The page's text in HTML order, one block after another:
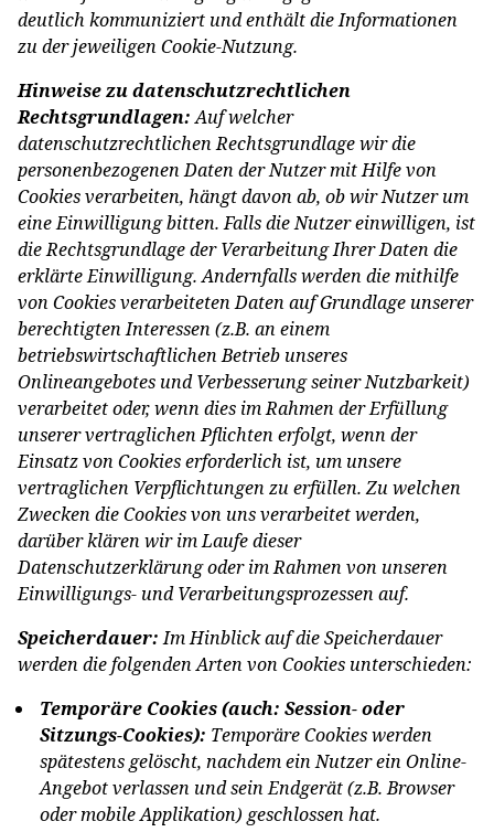
deutlich kommuniziert und enthält die Informationen
zu der jeweiligen Cookie-Nutzung.
Hinweise zu datenschutzrechtlichen
Rechtsgrundlagen:Auf welcher
datenschutzrechtlichen Rechtsgrundlage wir die
personenbezogenen Daten der Nutzer mit Hilfe von
Cookies verarbeiten, hängt davon ab, ob wir Nutzer um
eine Einwilligung bitten. Falls die Nutzer einwilligen, ist
die Rechtsgrundlage der Verarbeitung Ihrer Daten die
erklärte Einwilligung. Andernfalls werden die mithilfe
von Cookies verarbeiteten Daten auf Grundlage unserer
berechtigten Interessen (z.B. an einem
betriebswirtschaftlichen Betrieb unseres
Onlineangebotes und Verbesserung seiner Nutzbarkeit)
verarbeitet oder, wenn dies im Rahmen der Erfüllung
unserer vertraglichen Pflichten erfolgt, wenn der
Einsatz von Cookies erforderlich ist, um unsere
vertraglichen Verpflichtungen zu erfüllen. Zu welchen
Zwecken die Cookies von uns verarbeitet werden,
darüber klären wir im Laufe dieser
Datenschutzerklärung oder im Rahmen von unseren
Einwilligungs- und Verarbeitungsprozessen auf.
Speicherdauer:Im Hinblick auf die Speicherdauer
werden die folgenden Arten von Cookies unterschieden:
Temporäre Cookies (auch: Session- oder
Sitzungs-Cookies): Temporäre Cookies werden
spätestens gelöscht, nachdem ein Nutzer ein Online-
Angebot verlassen und sein Endgerät (z.B. Browser
oder mobile Applikation) geschlossen hat.